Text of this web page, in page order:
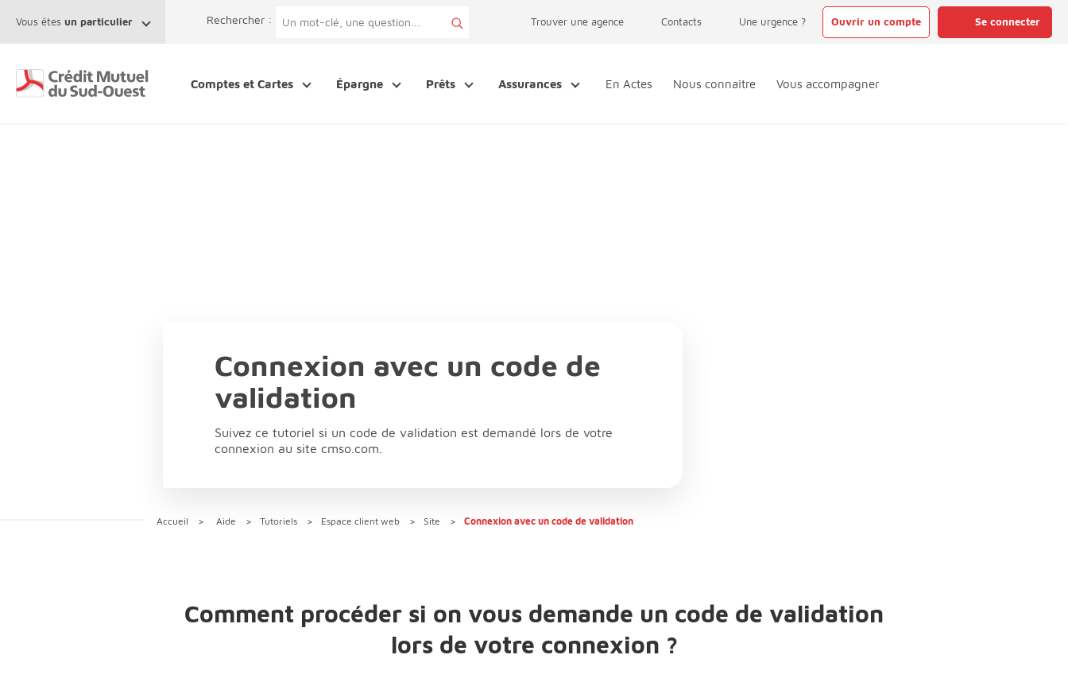
Vous êtes un particulier Rechercher : Trouver une agence Contacts Une urgence ? Ouvrir un compte Se connecter
Comptes et Cartes Épargne Prêts Assurances En Actes Nous connaître Vous accompagner
Connexion avec un code de
validation
Suivez ce tutoriel si un code de validation est demandé lors de votre
connexion au site cmso.com.
Accueil Aide Tutoriels Espace client web Site Connexion avec un code de validation
Comment procéder si on vous demande un code de validation
lors de votre connexion ?